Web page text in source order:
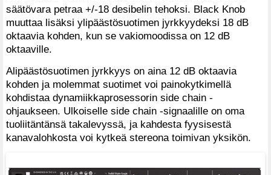
säätövara petraa +/-18 desibelin tehoksi. Black Knob
muuttaa lisäksi ylipäästösuotimen jyrkkyydeksi 18 dB
oktaavia kohden, kun se vakiomoodissa on 12 dB
oktaaville.
Alipäästösuotimen jyrkkyys on aina 12 dB oktaavia
kohden ja molemmat suotimet voi painokytkimellä
kohdistaa dynamiikkaprosessorin side chain -
ohjaukseen. Ulkoiselle side chain -signaalille on oma
tuoliitäntänsä takalevyssä, ja kahdesta fyysisestä
kanavalohkosta voi kytkeä stereona toimivan yksikön.